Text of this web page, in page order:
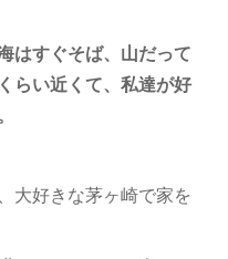
はすぐそば、山だって
らい近くて、私達が好
大好きな茅ヶ崎で家を